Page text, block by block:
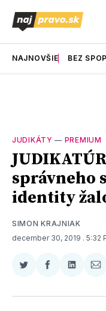
NAJNOVŠIE BEZ
JUDIKÁTY — PREMIUM
správneho
identity
SIMON KRAJNIAK
december 30, 2019 . 5:32
Zdieľať
Twitter
Zdieľať
Facebooku
Zdieľať
E-